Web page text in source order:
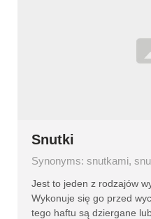
Snutki
Synonyms: snutkami,
Jest to jeden z rodzajów
Wykonuje się go przed
tego haftu są dziergane